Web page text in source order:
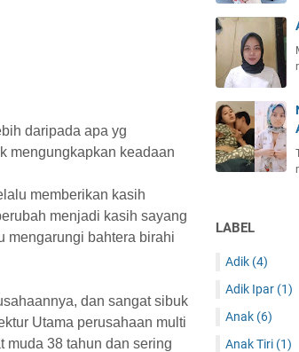
daripada apa yg
mengungkapkan keadaan
memberikan kasih
menjadi kasih sayang
mengarungi bahtera birahi
dan sangat sibuk
Utama perusahaan multi
muda 38 tahun dan sering
LABEL
Adik (4)
Adik Ipar (1)
Anak (6)
Anak Tiri (1)